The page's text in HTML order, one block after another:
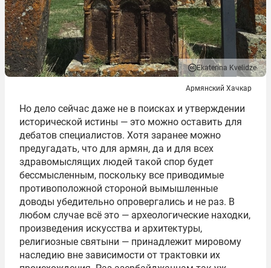
Ekaterina Kvelidze
Армянский Хачкар
Но дело сейчас даже не в поисках и утверждении
исторической истины — это можно оставить для
дебатов специалистов. Хотя заранее можно
предугадать, что для армян, да и для всех
здравомыслящих людей такой спор будет
бессмысленным, поскольку все приводимые
противоположной стороной вымышленные
доводы убедительно опровергались и не раз. В
любом случае всё это — археологические находки,
произведения искусства и архитектуры,
религиозные святыни — принадлежит мировому
наследию вне зависимости от трактовки их